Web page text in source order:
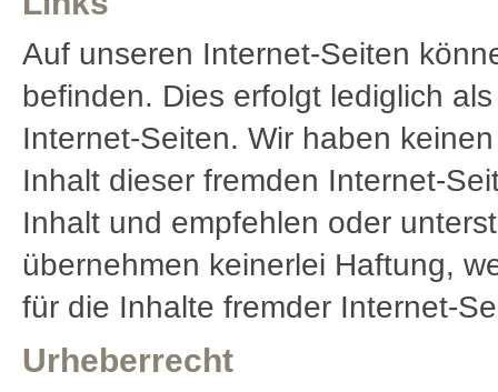
Auf unseren Internet-Seiten
befinden. Dies erfolgt lediglich
Internet-Seiten. Wir haben
Inhalt dieser fremden Internet-
Inhalt und empfehlen oder
übernehmen keinerlei Haftung,
für die Inhalte fremder Internet-
Urheberrecht